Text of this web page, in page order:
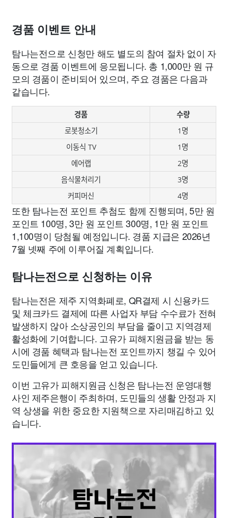
경품 이벤트 안내
탐나는전으로 신청만 해도 별도의 참여 절차 없이 자
동으로 경품 이벤트에 응모됩니다. 총 1,000만 원 규
모의 경품이 준비되어 있으며, 주요 경품은 다음과
같습니다.
경품
수량
로봇청소기
1명
이동식 TV
1명
에어랩
2명
음식물처리기
3명
커피머신
4명
또한 탐나는전 포인트 추첨도 함께 진행되며, 5만 원
포인트 100명, 3만 원 포인트 300명, 1만 원 포인트
1,100명이 당첨될 예정입니다. 경품 지급은 2026년
7월 넷째 주에 이루어질 계획입니다.
탐나는전으로 신청하는 이유
탐나는전은 제주 지역화폐로, QR결제 시 신용카드
및 체크카드 결제에 따른 사업자 부담 수수료가 전혀
발생하지 않아 소상공인의 부담을 줄이고 지역경제
활성화에 기여합니다. 고유가 피해지원금을 받는 동
시에 경품 혜택과 탐나는전 포인트까지 챙길 수 있어
도민들에게 큰 호응을 얻고 있습니다.
이번 고유가 피해지원금 신청은 탐나는전 운영대행
사인 제주은행이 주최하며, 도민들의 생활 안정과 지
역 상생을 위한 중요한 지원책으로 자리매김하고 있
습니다.